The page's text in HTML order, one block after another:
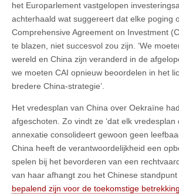
het Europarlement vastgelopen
achterhaald wat suggereert dat elke poging
Comprehensive Agreement on Investment
te blazen, niet succesvol zou zijn. ‘We
wereld en China zijn veranderd in de
we moeten CAI opnieuw beoordelen in het
bredere China-strategie’.
Het vredesplan van China over Oekraïne
afgeschoten. Zo vindt ze ‘dat elk vredesplan
annexatie consolideert gewoon geen
China heeft de verantwoordelijkheid een
spelen bij het bevorderen van een
van haar afhangt zou het Chinese
bepalend zijn voor de toekomstige